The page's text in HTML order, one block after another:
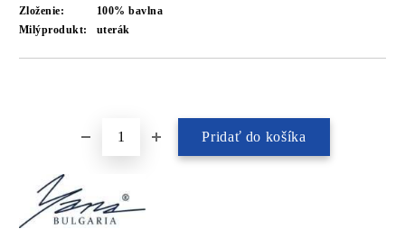
Zloženie:
100% bavlna
Milýprodukt:
uterák